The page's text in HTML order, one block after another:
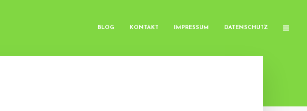
BLOG KONTAKT IMPRESSUM DATENSCHUTZ